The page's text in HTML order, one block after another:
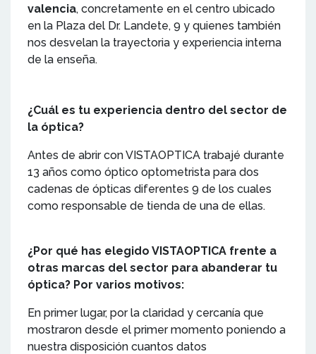
valencia, concretamente en el centro ubicado
en la Plaza del Dr. Landete, 9 y quienes también
nos desvelan la trayectoria y experiencia interna
de la enseña.
¿Cuál es tu experiencia dentro del sector de
la óptica?
Antes de abrir con VISTAOPTICA trabajé durante
13 años como óptico optometrista para dos
cadenas de ópticas diferentes 9 de los cuales
como responsable de tienda de una de ellas.
¿Por qué has elegido VISTAOPTICA frente a
otras marcas del sector para abanderar tu
óptica? Por varios motivos:
En primer lugar, por la claridad y cercanía que
mostraron desde el primer momento poniendo a
nuestra disposición cuantos datos